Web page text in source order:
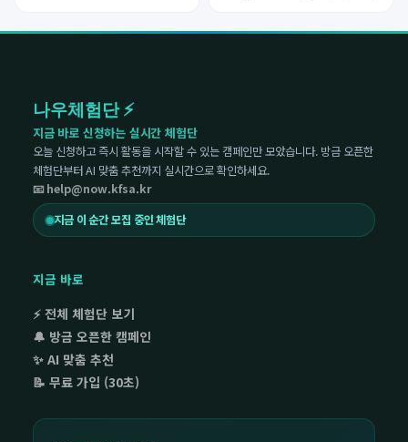
나우체험단 ⚡
지금 바로 신청하는 실시간 체험단
오늘 신청하고 즉시 활동을 시작할 수 있는 캠페인만 모았습니다. 방금 오픈한
체험단부터 AI 맞춤 추천까지 실시간으로 확인하세요.
📧 help@now.kfsa.kr
지금 이 순간 모집 중인 체험단
지금 바로
⚡ 전체 체험단 보기
🔔 방금 오픈한 캠페인
✨ AI 맞춤 추천
📝 무료 가입 (30초)